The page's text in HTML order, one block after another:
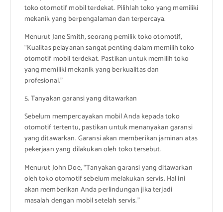
toko otomotif mobil terdekat. Pilihlah toko yang memiliki
mekanik yang berpengalaman dan terpercaya.
Menurut Jane Smith, seorang pemilik toko otomotif,
“Kualitas pelayanan sangat penting dalam memilih toko
otomotif mobil terdekat. Pastikan untuk memilih toko
yang memiliki mekanik yang berkualitas dan
profesional.”
5. Tanyakan garansi yang ditawarkan
Sebelum mempercayakan mobil Anda kepada toko
otomotif tertentu, pastikan untuk menanyakan garansi
yang ditawarkan. Garansi akan memberikan jaminan atas
pekerjaan yang dilakukan oleh toko tersebut.
Menurut John Doe, “Tanyakan garansi yang ditawarkan
oleh toko otomotif sebelum melakukan servis. Hal ini
akan memberikan Anda perlindungan jika terjadi
masalah dengan mobil setelah servis.”